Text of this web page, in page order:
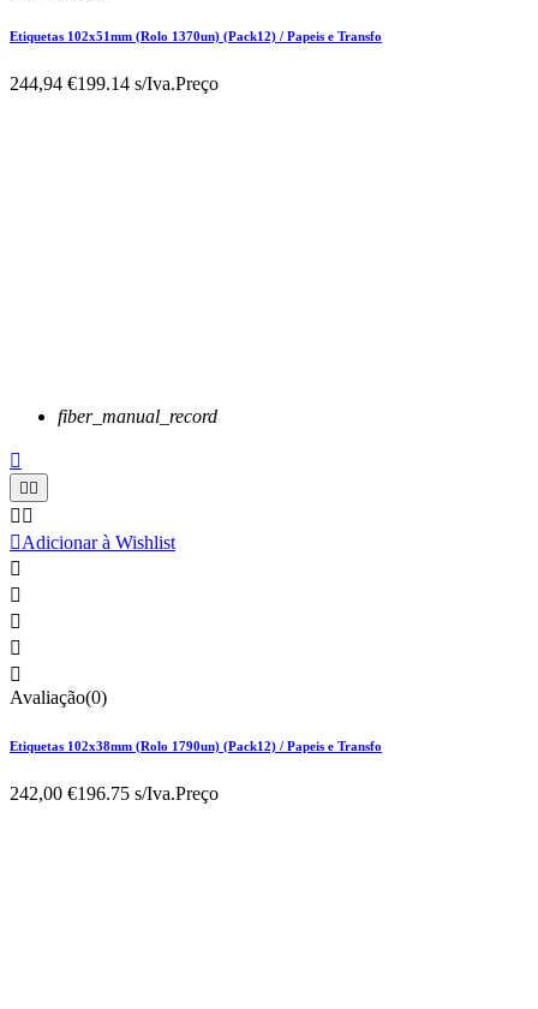
Etiquetas 102x51mm (Rolo 1370un) (Pack12) / Papeis e Transfo
244,94 €199.14 s/Iva.Preço
fiber_manual_record

 
 
Adicionar à Wishlist





Avaliação(0)
Etiquetas 102x38mm (Rolo 1790un) (Pack12) / Papeis e Transfo
242,00 €196.75 s/Iva.Preço